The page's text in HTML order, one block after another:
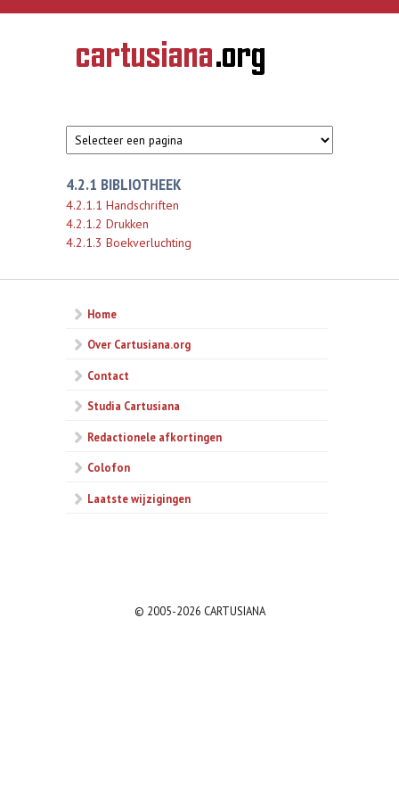
Overslaan en naar de inhoud gaan
CARTUSIANA
Geschiedenis
van de
4.2.1 BIBLIOTHEEK
4.2.1.1 Handschriften
4.2.1.2 Drukken
4.2.1.3 Boekverluchting
Home
Over Cartusiana.org
Contact
Studia Cartusiana
Redactionele afkortingen
Colofon
Laatste wijzigingen
© 2005-2026 CARTUSIANA